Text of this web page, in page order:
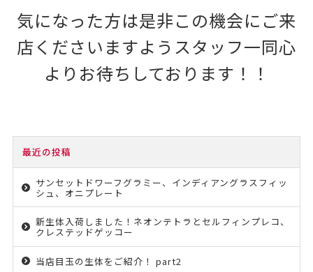
気になった方は是非この機会にご来
店くださいますようスタッフ一同心
よりお待ちしております！！
最近の投稿
サンセットドワーフグラミー、インディアングラスフィッ
シュ、オニプレート
新生体入荷しました！ネオンテトラとセルフィンプレコ、
クレステッドゲッコー
当店目玉の生体をご紹介！ part2